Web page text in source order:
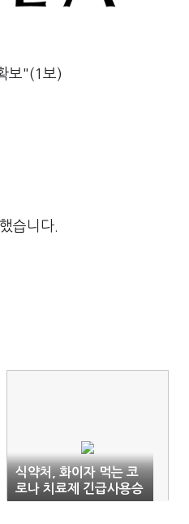
보"(1보)
습니다.
식약처, 화이자 먹는 코
로나 치료제 긴급사용승
인